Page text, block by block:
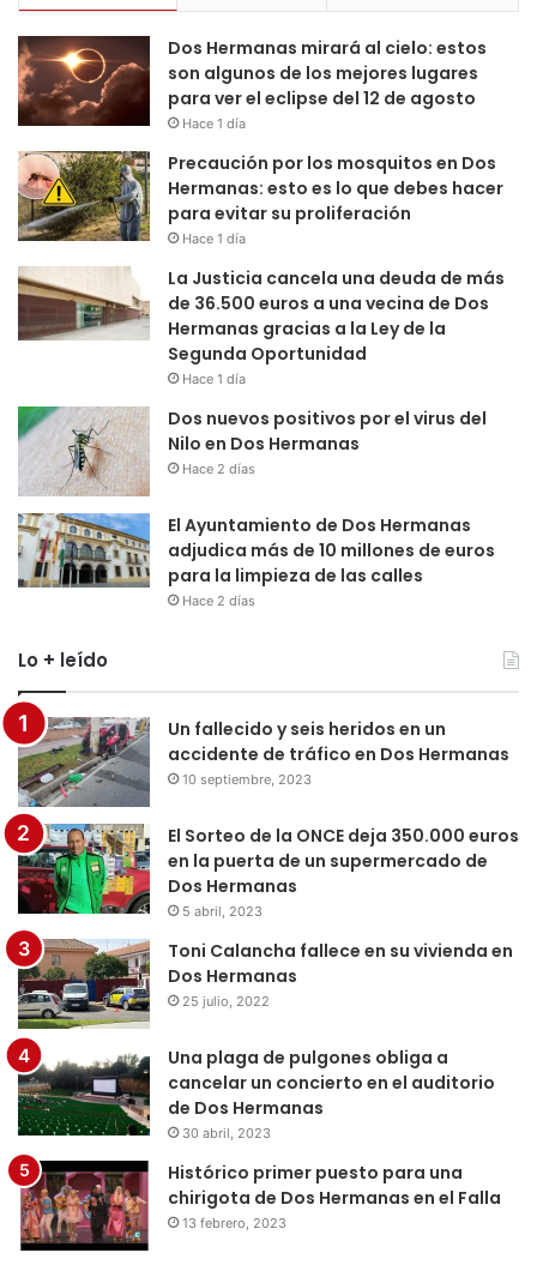
Dos Hermanas mirará al cielo: estos
son algunos de los mejores lugares
para ver el eclipse del 12 de agosto
Hace 1 día
Precaución por los mosquitos en Dos
Hermanas: esto es lo que debes hacer
para evitar su proliferación
Hace 1 día
La Justicia cancela una deuda de más
de 36.500 euros a una vecina de Dos
Hermanas gracias a la Ley de la
Segunda Oportunidad
Hace 1 día
Dos nuevos positivos por el virus del
Nilo en Dos Hermanas
Hace 2 días
El Ayuntamiento de Dos Hermanas
adjudica más de 10 millones de euros
para la limpieza de las calles
Hace 2 días
Lo + leído
Un fallecido y seis heridos en un
accidente de tráfico en Dos Hermanas
10 septiembre, 2023
El Sorteo de la ONCE deja 350.000 euros
en la puerta de un supermercado de
Dos Hermanas
5 abril, 2023
Toni Calancha fallece en su vivienda en
Dos Hermanas
25 julio, 2022
Una plaga de pulgones obliga a
cancelar un concierto en el auditorio
de Dos Hermanas
30 abril, 2023
Histórico primer puesto para una
chirigota de Dos Hermanas en el Falla
13 febrero, 2023